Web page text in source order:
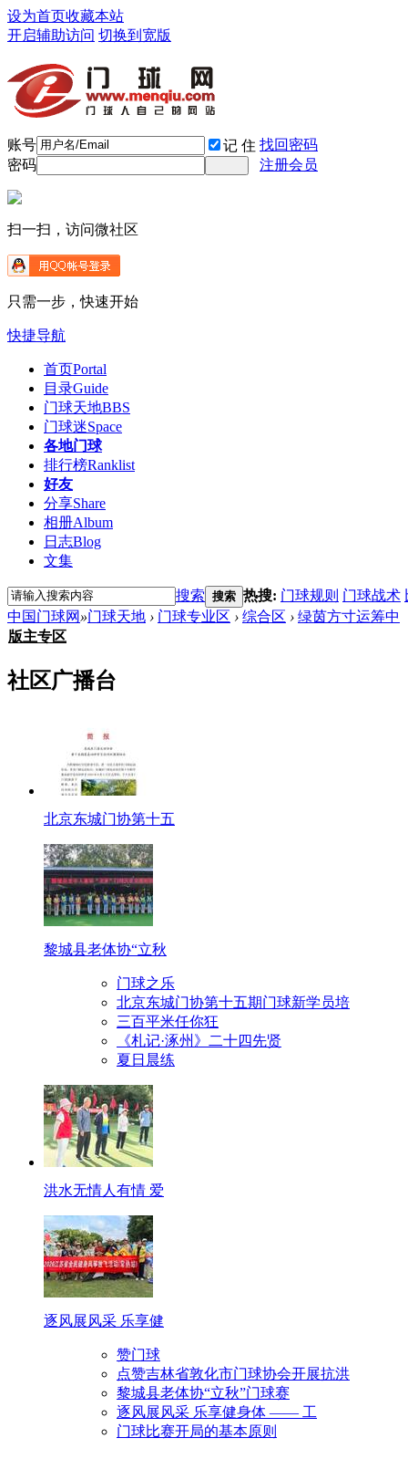
设为首页收藏本站
开启辅助访问 切换到宽版
账号 记 住 找回密码
密码
注册会员
扫一扫，访问微社区
只需一步，快速开始
快捷导航
首页Portal
目录Guide
门球天地BBS
门球迷Space
各地门球
排行榜Ranklist
好友
分享Share
相册Album
日志Blog
文集
搜索 搜索 热搜: 门球规则 门球战术
中国门球网 »门球天地 › 门球专业区 › 综合区 › 绿茵方寸运筹中
版主专区
社区广播台
北京东城门协第十五
黎城县老体协“立秋
门球之乐
北京东城门协第十五期门球新学员培
三百平米任你狂
《札记·涿州》二十四先贤
夏日晨练
洪水无情人有情 爱
逐风展风采 乐享健
赞门球
点赞吉林省敦化市门球协会开展抗洪
黎城县老体协“立秋”门球赛
逐风展风采 乐享健身体 —— 工
门球比赛开局的基本原则